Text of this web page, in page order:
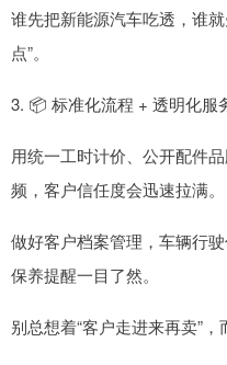
谁先把新能源汽车吃透，谁
点”。
3. 📦 标准化流程 + 透明化服
用统一工时计价、公开配件
频，客户信任度会迅速拉满。
做好客户档案管理，车辆行
保养提醒一目了然。
别总想着“客户走进来再卖”，